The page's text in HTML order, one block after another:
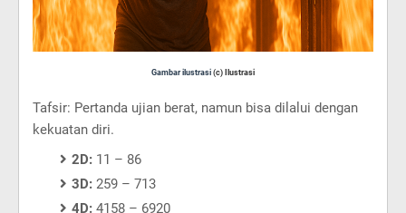
Gambar ilustrasi (c) Ilustrasi
Tafsir: Pertanda ujian berat, namun bisa dilalui dengan
kekuatan diri.
2D: 11 – 86
3D: 259 – 713
4D: 4158 – 6920